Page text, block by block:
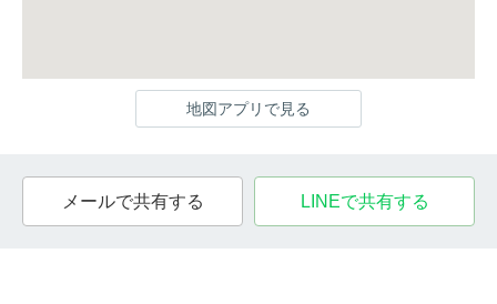
地図アプリで見る
メールで共有する LINEで共有する